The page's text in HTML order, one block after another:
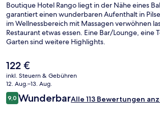
Boutique Hotel Rango liegt in der Nähe eines
garantiert einen wunderbaren Aufenthalt in
im Wellnessbereich mit Massagen verwöhnen
Restaurant etwas essen. Eine Bar/Lounge, eine
Garten sind weitere Highlights.
Der
aktuelle
Preis
beträgt
122 €.
122 €
inkl. Steuern & Gebühren
12. Aug.–13. Aug.
Bewertungen
9,09,0 von 10.
WunderbarAlle 113 Bewertungen